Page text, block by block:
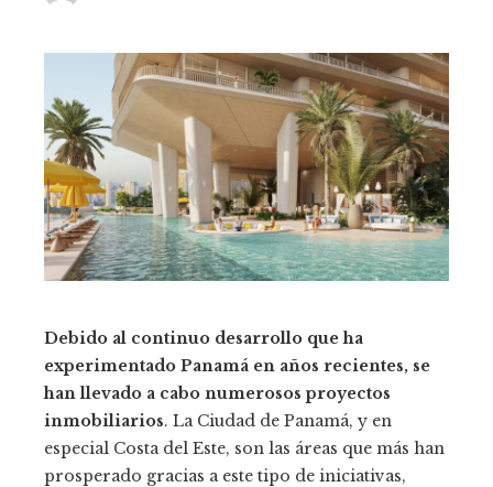
Debido al continuo desarrollo que ha
experimentado Panamá en años recientes, se
han llevado a cabo numerosos proyectos
inmobiliarios. La Ciudad de Panamá, y en
especial Costa del Este, son las áreas que más han
prosperado gracias a este tipo de iniciativas,